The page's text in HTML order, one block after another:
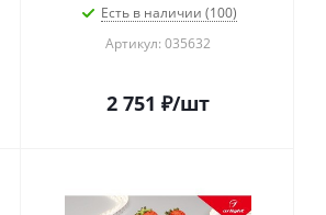
Есть в наличии (100)
Артикул: 035632
2 751 ₽/шт